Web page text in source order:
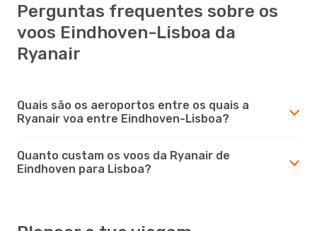
Perguntas frequentes sobre os
voos Eindhoven-Lisboa da
Ryanair
Quais são os aeroportos entre os quais a
Ryanair voa entre Eindhoven-Lisboa?
Quanto custam os voos da Ryanair de
Eindhoven para Lisboa?